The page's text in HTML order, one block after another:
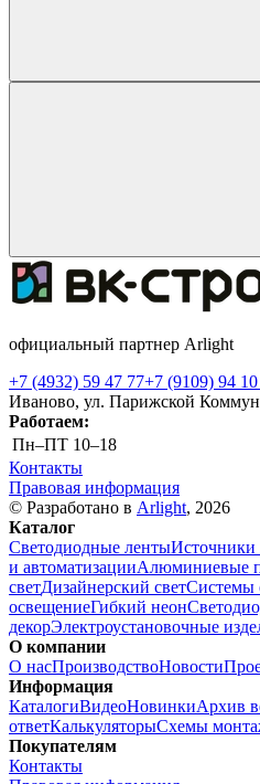
официальный партнер Arlight
+7 (4932) 59 47 77+7 (9109) 94
Иваново, ул. Парижской
Работаем:
Пн–ПТ 10–18
Контакты
Правовая информация
© Разработано в Arlight, 2026
Каталог
Светодиодные лентыИсточники
и автоматизацииАлюминиевые
светДизайнерский светСистемы
освещениеГибкий неон
декорЭлектроустановочные
О компании
О насПроизводствоНовости
Информация
КаталогиВидеоНовинкиАрхив
ответКалькуляторыСхемы
Покупателям
Контакты